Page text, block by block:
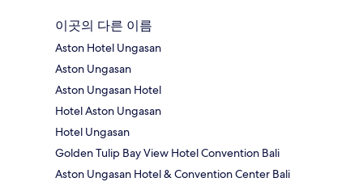
이곳의 다른 이름
Aston Hotel Ungasan
Aston Ungasan
Aston Ungasan Hotel
Hotel Aston Ungasan
Hotel Ungasan
Golden Tulip Bay View Hotel Convention Bali
Aston Ungasan Hotel & Convention Center Bali